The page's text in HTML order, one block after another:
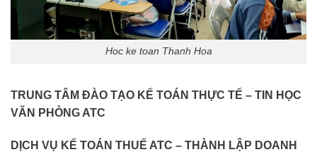
Hoc ke toan Thanh Hoa
TRUNG TÂM ĐÀO TẠO KẾ TOÁN THỰC TẾ – TIN HỌC
VĂN PHÒNG ATC
DỊCH VỤ KẾ TOÁN THUẾ ATC – THÀNH LẬP DOANH